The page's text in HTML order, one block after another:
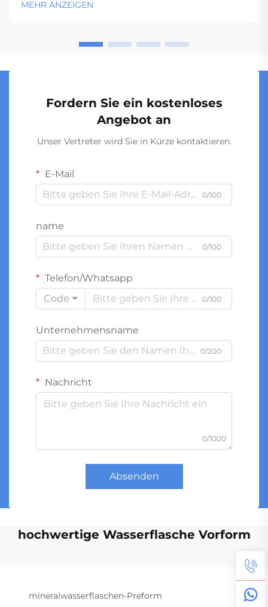
nicht erst während des Flaschenformungsprozesses
MEHR ANZEIGEN
Fordern Sie ein kostenloses
Angebot an
Unser Vertreter wird Sie in Kürze kontaktieren.
E-Mail
0/100
name
0/100
Telefon/Whatsapp
Code
0/100
Unternehmensname
0/200
Nachricht
0/1000
Absenden
hochwertige Wasserflasche Vorform
mineralwasserflaschen-Preform